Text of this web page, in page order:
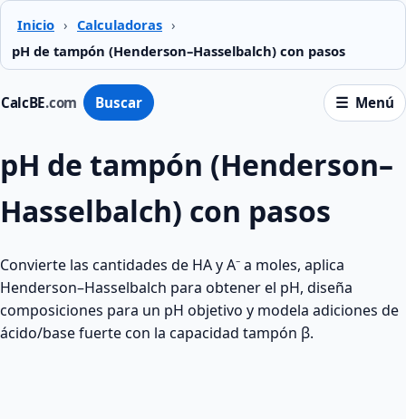
Inicio › Calculadoras ›
pH de tampón (Henderson–Hasselbalch) con pasos
CalcBE.com Buscar Menú
pH de tampón (Henderson–
Hasselbalch) con pasos
Convierte las cantidades de HA y A⁻ a moles, aplica
Henderson–Hasselbalch para obtener el pH, diseña
composiciones para un pH objetivo y modela adiciones de
ácido/base fuerte con la capacidad tampón β.